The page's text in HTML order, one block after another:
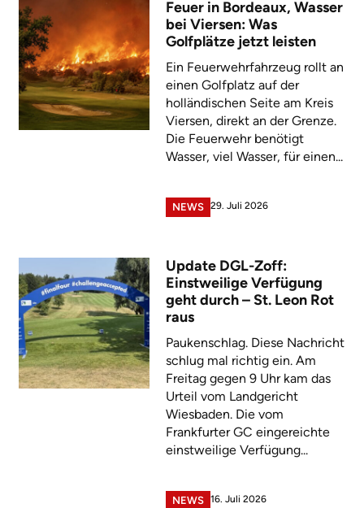
Feuer in Bordeaux, Wasser
bei Viersen: Was
Golfplätze jetzt leisten
Ein Feuerwehrfahrzeug rollt an
einen Golfplatz auf der
holländischen Seite am Kreis
Viersen, direkt an der Grenze.
Die Feuerwehr benötigt
Wasser, viel Wasser, für einen...
NEWS 29. Juli 2026
Update DGL-Zoff:
Einstweilige Verfügung
geht durch – St. Leon Rot
raus
Paukenschlag. Diese Nachricht
schlug mal richtig ein. Am
Freitag gegen 9 Uhr kam das
Urteil vom Landgericht
Wiesbaden. Die vom
Frankfurter GC eingereichte
einstweilige Verfügung...
NEWS 16. Juli 2026